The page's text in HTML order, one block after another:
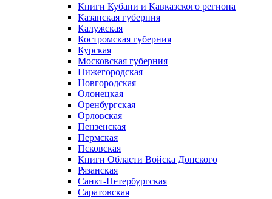
Книги Кубани и Кавказского региона
Казанская губерния
Калужская
Костромская губерния
Курская
Московская губерния
Нижегородская
Новгородская
Олонецкая
Оренбургская
Орловская
Пензенская
Пермская
Псковская
Книги Области Войска Донского
Рязанская
Санкт-Петербургская
Саратовская